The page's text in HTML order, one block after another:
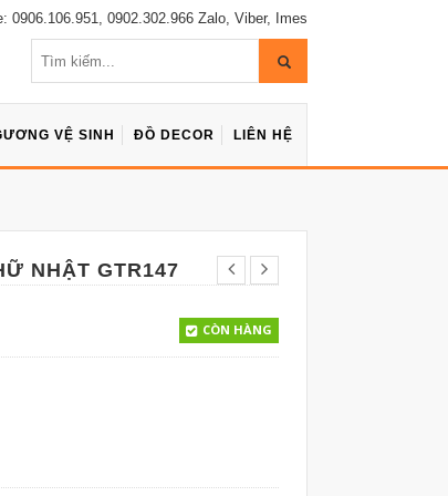
0906.106.951, 0902.302.966 Zalo, Viber, Imes
VỆ SINH ĐỒ DECOR LIÊN HỆ
NHẬT GTR147
CÒN HÀNG